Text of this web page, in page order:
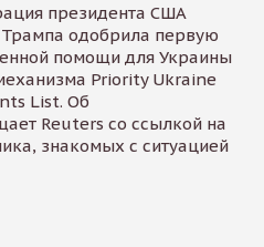
президента США
одобрила первую
помощи для Украины
Priority Ukraine
List. Об
Reuters со ссылкой на
знакомых с ситуацией